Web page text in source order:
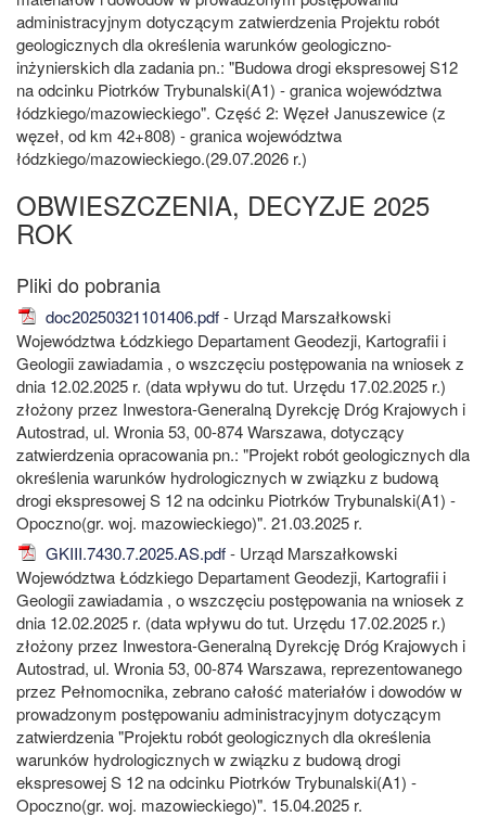
administracyjnym dotyczącym zatwierdzenia Projektu robót
geologicznych dla określenia warunków geologiczno-
inżynierskich dla zadania pn.: "Budowa drogi ekspresowej S12
na odcinku Piotrków Trybunalski(A1) - granica województwa
łódzkiego/mazowieckiego". Część 2: Węzeł Januszewice (z
węzeł, od km 42+808) - granica województwa
łódzkiego/mazowieckiego.(29.07.2026 r.)
OBWIESZCZENIA, DECYZJE 2025
ROK
doc20250321101406.pdf- Urząd Marszałkowski
Województwa Łódzkiego Departament Geodezji, Kartografii i
Geologii zawiadamia , o wszczęciu postępowania na wniosek z
dnia 12.02.2025 r. (data wpływu do tut. Urzędu 17.02.2025 r.)
złożony przez Inwestora-Generalną Dyrekcję Dróg Krajowych i
Autostrad, ul. Wronia 53, 00-874 Warszawa, dotyczący
zatwierdzenia opracowania pn.: "Projekt robót geologicznych dla
określenia warunków hydrologicznych w związku z budową
drogi ekspresowej S 12 na odcinku Piotrków Trybunalski(A1) -
Opoczno(gr. woj. mazowieckiego)". 21.03.2025 r.
GKIII.7430.7.2025.AS.pdf- Urząd Marszałkowski
Województwa Łódzkiego Departament Geodezji, Kartografii i
Geologii zawiadamia , o wszczęciu postępowania na wniosek z
dnia 12.02.2025 r. (data wpływu do tut. Urzędu 17.02.2025 r.)
złożony przez Inwestora-Generalną Dyrekcję Dróg Krajowych i
Autostrad, ul. Wronia 53, 00-874 Warszawa, reprezentowanego
przez Pełnomocnika, zebrano całość materiałów i dowodów w
prowadzonym postępowaniu administracyjnym dotyczącym
zatwierdzenia "Projektu robót geologicznych dla określenia
warunków hydrologicznych w związku z budową drogi
ekspresowej S 12 na odcinku Piotrków Trybunalski(A1) -
Opoczno(gr. woj. mazowieckiego)". 15.04.2025 r.